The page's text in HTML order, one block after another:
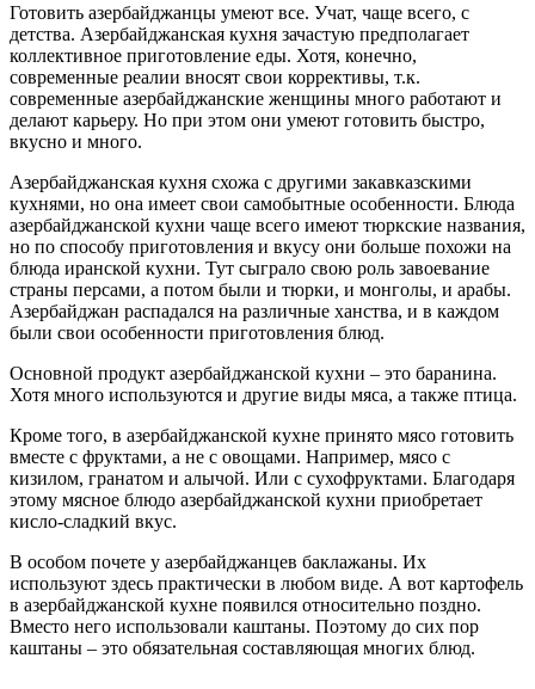
Готовить азербайджанцы умеют все. Учат, чаще всего, с
детства. Азербайджанская кухня зачастую предполагает
коллективное приготовление еды. Хотя, конечно,
современные реалии вносят свои коррективы, т.к.
современные азербайджанские женщины много работают и
делают карьеру. Но при этом они умеют готовить быстро,
вкусно и много.
Азербайджанская кухня схожа с другими закавказскими
кухнями, но она имеет свои самобытные особенности. Блюда
азербайджанской кухни чаще всего имеют тюркские названия,
но по способу приготовления и вкусу они больше похожи на
блюда иранской кухни. Тут сыграло свою роль завоевание
страны персами, а потом были и тюрки, и монголы, и арабы.
Азербайджан распадался на различные ханства, и в каждом
были свои особенности приготовления блюд.
Основной продукт азербайджанской кухни – это баранина.
Хотя много используются и другие виды мяса, а также птица.
Кроме того, в азербайджанской кухне принято мясо готовить
вместе с фруктами, а не с овощами. Например, мясо с
кизилом, гранатом и алычой. Или с сухофруктами. Благодаря
этому мясное блюдо азербайджанской кухни приобретает
кисло-сладкий вкус.
В особом почете у азербайджанцев баклажаны. Их
используют здесь практически в любом виде. А вот картофель
в азербайджанской кухне появился относительно поздно.
Вместо него использовали каштаны. Поэтому до сих пор
каштаны – это обязательная составляющая многих блюд.